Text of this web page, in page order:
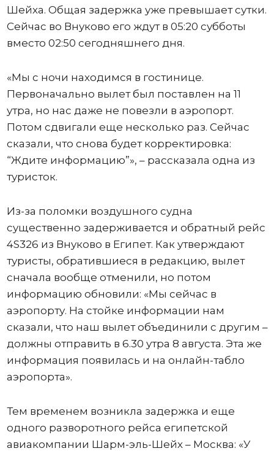
Шейха. Общая задержка уже превышает сутки.
Сейчас во Внуково его ждут в 05:20 субботы
вместо 02:50 сегодняшнего дня.
«Мы с ночи находимся в гостинице.
Первоначально вылет был поставлен на 11
утра, но нас даже не повезли в аэропорт.
Потом сдвигали еще несколько раз. Сейчас
сказали, что снова будет корректировка:
“Ждите информацию”», – рассказала одна из
туристок.
Из-за поломки воздушного судна
существенно задерживается и обратный рейс
4S326 из Внуково в Египет. Как утверждают
туристы, обратившиеся в редакцию, вылет
сначала вообще отменили, но потом
информацию обновили: «Мы сейчас в
аэропорту. На стойке информации нам
сказали, что наш вылет объединили с другим –
должны отправить в 6.30 утра 8 августа. Эта же
информация появилась и на онлайн-табло
аэропорта».
Тем временем возникла задержка и еще
одного разворотного рейса египетской
авиакомпании Шарм-эль-Шейх – Москва: «У